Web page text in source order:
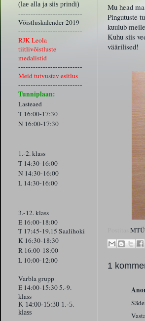
Mu head
Pingutuste
kuulub
Kuhu siis
väärilised!
1
(lae alla ja siis prindi)
--------------------------
Võistluskalender 2019
--------------------------
RJK Leola
tiitlivõistluste
medalistid
--------------------------
Meid tutvustav esitlus
--------------------------
Tunniplaan:
Lasteaed
T 16:00-17:30
N 16:00-17:30
1.-2. klass
T 14:30-16:00
N 14:30-16:00
L 14:30-16:00
3.-12. klass
E 16:00-18:00
T 17:45-19.15 Saalihoki
K 16:30-18:30
R 16:00-18:00
L 10:00-12:00
Varbla grupp
E 14:00-15:30 5.-9.
klass
K 14:00-15:30 1.-5.
klass